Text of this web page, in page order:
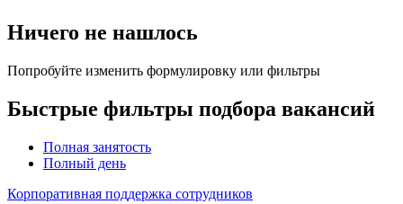
Ничего не нашлось
Попробуйте изменить формулировку или фильтры
Быстрые фильтры подбора вакансий
Полная занятость
Полный день
Корпоративная поддержка сотрудников